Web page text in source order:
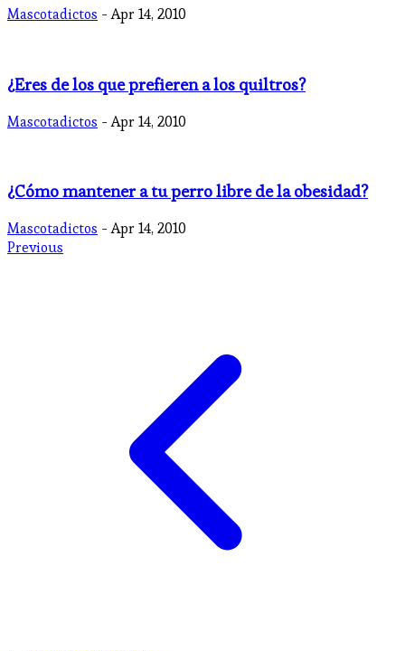
Mascotadictos - Apr 14, 2010
¿Eres de los que prefieren a los quiltros?
Mascotadictos - Apr 14, 2010
¿Cómo mantener a tu perro libre de la obesidad?
Mascotadictos - Apr 14, 2010
Previous